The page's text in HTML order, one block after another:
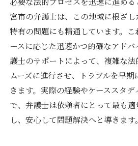
宮市の弁護士は、この地域に根ざ
特有の問題にも精通しています。
ースに応じた迅速かつ的確なアド
護士のサポートによって、複雑な
ムーズに進行させ、トラブルを早
きます。実際の経験やケーススタデ
で、弁護士は依頼者にとって最も
し、安心して問題解決へと導きます。